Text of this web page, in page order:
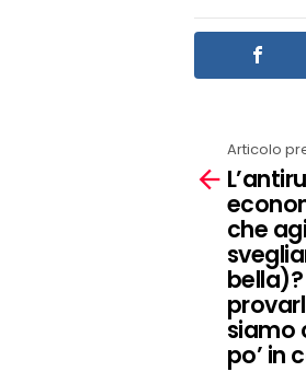
more
Articolo
che
siamo
po’ in